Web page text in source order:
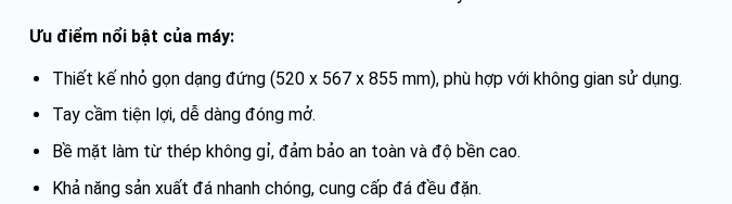
Ưu điểm nổi bật của máy:
Thiết kế nhỏ gọn dạng đứng (520 x 567 x 855 mm), phù hợp với không gian sử dụng.
Tay cầm tiện lợi, dễ dàng đóng mở.
Bề mặt làm từ thép không gỉ, đảm bảo an toàn và độ bền cao.
Khả năng sản xuất đá nhanh chóng, cung cấp đá đều đặn.